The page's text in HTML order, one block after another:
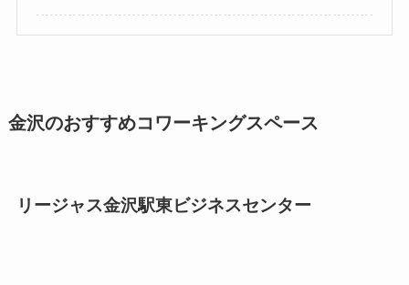
金沢のおすすめコワーキングスペース
リージャス金沢駅東ビジネスセンター